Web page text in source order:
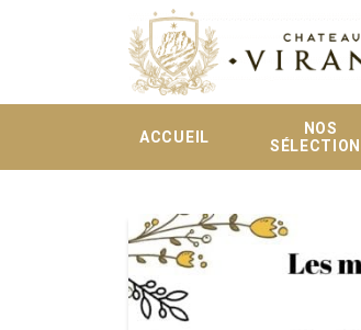
ACCUEIL
NOS